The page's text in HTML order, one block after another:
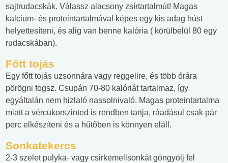
sajtrudacskák. Válassz alacsony zsírtartalmút! Magas
kalcium- és proteintartalmával képes egy kis adag húst
helyettesíteni, és alig van benne kalória ( körülbelül 80 egy
rudacskában).
Főtt tojás
Egy főtt tojás uzsonnára vagy reggelire, és több órára
pörögni fogsz. Csupán 70-80 kalóriát tartalmaz, így
egyáltalán nem hizlaló nassolnivaló. Magas proteintartalma
miatt a vércukorszinted is rendben tartja, ráadásul csak pár
perc elkészíteni és a hűtőben is könnyen eláll.
Sonkatekercs
2-3 szelet pulyka- vagy csirkemellsonkát göngyölj fel